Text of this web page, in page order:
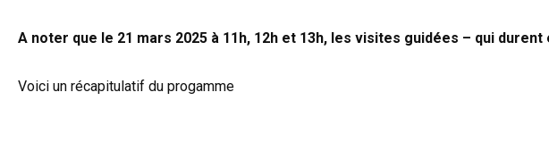
A noter que le 21 mars 2025 à 11h, 12h et 13h, les visites guidées – qui
Voici un récapitulatif du progamme